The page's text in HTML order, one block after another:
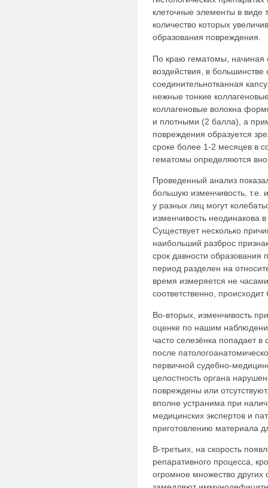
клеточные элементы в виде
количество которых
образования повреждения.
По краю гематомы, начиная
воздействия, в
соединительнотканная
нежные тонкие
коллагеновые волокна
и плотными (2 балла), а
повреждения образуется
сроке более 1-2 месяцев в
гематомы определяются
Проведенный анализ
большую изменчивость, т.е.
у разных лиц могут
изменчивость неодинакова
Существует несколько
наибольший разброс
срок давности образования
период разделен на
время измеряется не
соответственно,
Во-вторых, изменчивость
оценке по нашим
часто селезёнка попадает в
после
первичной судебно-
целостность органа
повреждены или
вполне устранима при
медицинских экспертов и
приготовлению материала
В-третьих, на скорость
репаративного процесса,
огромное множество